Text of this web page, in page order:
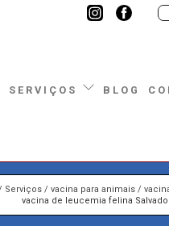
SERVIÇOS BLOG
Serviços vacina para animais
vacina de leucemia felina